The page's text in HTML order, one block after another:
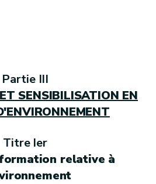
Partie III
SENSIBILISATION EN
Titre Ier
relative à